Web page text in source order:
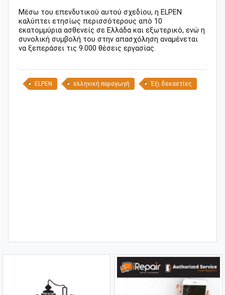
Μέσω του επενδυτικού αυτού σχεδίου, η ELPEN
καλύπτει ετησίως περισσότερους από 10
εκατομμύρια ασθενείς σε Ελλάδα και εξωτερικό, ενώ η
συνολική συμβολή του στην απασχόληση αναμένεται
να ξεπεράσει τις 9.000 θέσεις εργασίας.
ELPEN ελληνική παραγωγή Έξι δεκαετίες